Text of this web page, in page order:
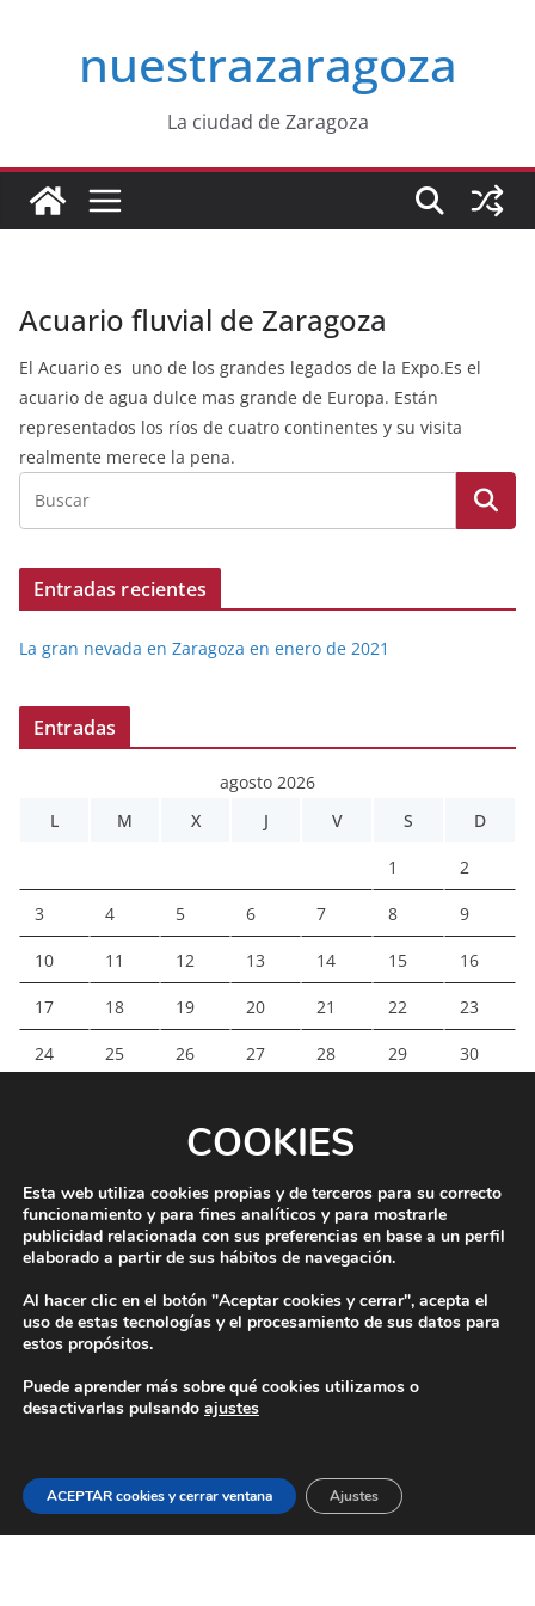
contenidonuestrazaragoza
La ciudad de Zaragoza
Acuario fluvial de Zaragoza
El Acuario es uno de los grandes legados de la Expo.Es el
acuario de agua dulce mas grande de Europa. Están
representados los ríos de cuatro continentes y su visita
realmente merece la pena.
Entradas recientes
La gran nevada en Zaragoza en enero de 2021
Entradas
agosto 2026
L
M X J V S D
1 2
3 4 5 6 7 8 9
10 11 12 13 14 15 16
17 18 19 20 21 22 23
24 25 26 27 28 29 30
Tema:ColorMagpor ThemeGrill. Funciona con
COOKIES
Esta web utiliza cookies propias y de terceros para su correcto
funcionamiento y para fines analíticos y para mostrarle
publicidad relacionada con sus preferencias en base a un perfil
elaborado a partir de sus hábitos de navegación.
Al hacer clic en el botón "Aceptar cookies y cerrar", acepta el
uso de estas tecnologías y el procesamiento de sus datos para
estos propósitos.
Puede aprender más sobre qué cookies utilizamos o
desactivarlas pulsando ajustes
ACEPTAR cookies y cerrar ventana Ajustes